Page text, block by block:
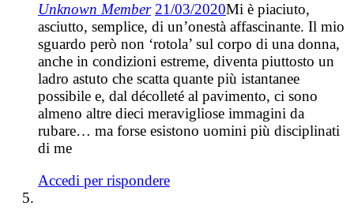
Unknown Member 21/03/2020Mi è piaciuto,
asciutto, semplice, di un’onestà affascinante. Il mio
sguardo però non ‘rotola’ sul corpo di una donna,
anche in condizioni estreme, diventa piuttosto un
ladro astuto che scatta quante più istantanee
possibile e, dal décolleté al pavimento, ci sono
almeno altre dieci meravigliose immagini da
rubare… ma forse esistono uomini più disciplinati
di me
Accedi per rispondere